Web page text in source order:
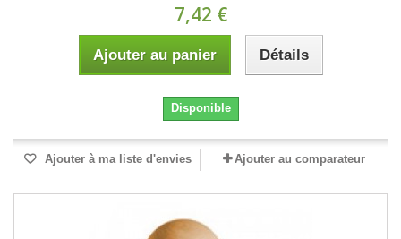
7,42 €
Ajouter au panier Détails
Disponible
Ajouter à ma liste d'envies Ajouter au comparateur